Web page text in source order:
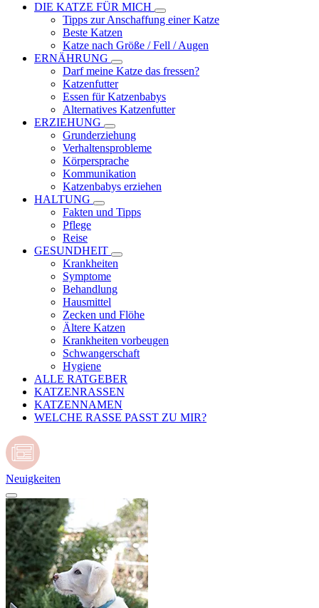
DIE KATZE FÜR MICH
Tipps zur Anschaffung einer Katze
Beste Katzen
Katze nach Größe / Fell / Augen
ERNÄHRUNG
Darf meine Katze das fressen?
Katzenfutter
Essen für Katzenbabys
Alternatives Katzenfutter
ERZIEHUNG
Grunderziehung
Verhaltensprobleme
Körpersprache
Kommunikation
Katzenbabys erziehen
HALTUNG
Fakten und Tipps
Pflege
Reise
GESUNDHEIT
Krankheiten
Symptome
Behandlung
Hausmittel
Zecken und Flöhe
Ältere Katzen
Krankheiten vorbeugen
Schwangerschaft
Hygiene
ALLE RATGEBER
KATZENRASSEN
KATZENNAMEN
WELCHE RASSE PASST ZU MIR?
Neuigkeiten